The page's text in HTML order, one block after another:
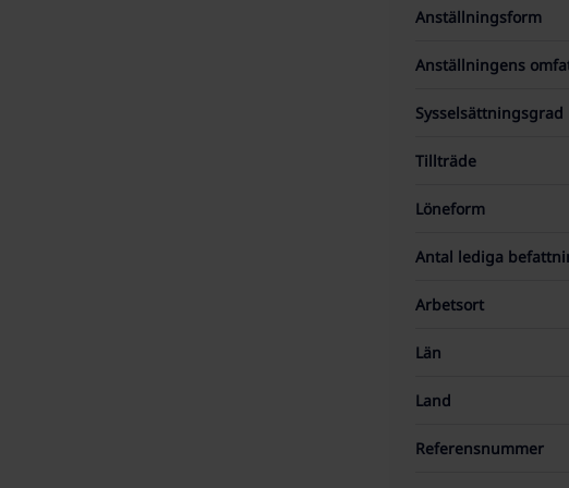
Anställningsform
Anställningens
Sysselsättningsgrad
Tillträde
Löneform
Antal lediga
Arbetsort
Län
Land
Referensnummer